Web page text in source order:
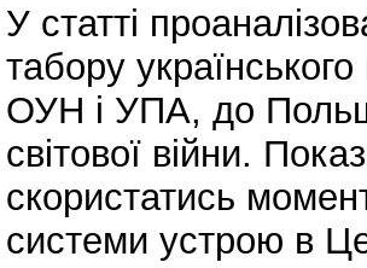
У статті
табору
ОУН і УПА, до
світової війни.
скористатись
системи устрою в